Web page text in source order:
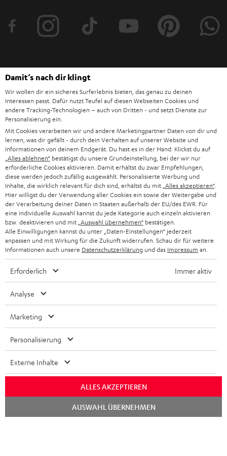
e
n
m
e
l
d
u
n
g
Kategorien
HEIMKINO
HEIMKINO-KOMPLETTANLAGEN
SOUNDBARS
STEREO
SMART HOME
BLUETOOTH-LAUTSPRECHER
KOPFHÖRER
BLUETOOTH-KOPFHÖRER
STEREOANLAGEN
LAUTSPRECHER
ULTIMA-SERIE
Unternehmen
SUPPORT
KARRIERE
PRESSE & MARKETING
GESCHÄFTSKUNDEN
PARTNERPROGRAMM
BLOG
NACHHALTIGKEIT
UNSERE WERTE
Teufel Onlineshops
DEUTSCHLAND
ÖSTERREICH
SCHWEIZ
NIEDERLANDE
BELGIEN
FRANKREICH
POLEN
SPANIEN
Technische Änderungen, Tippfehler und Irrtum vorbehalten. Das auf unseren
Fotos abgebildete Zubehör ist nicht im Lieferumfang enthalten. Etwaige
Entsorgungsgebühren für Batterien sind im Preis inbegriffen.
©2026 Lautsprecher Teufel GmbH - All rights reserved.
Damit‘s nach dir klingt
Wir wollen dir ein sicheres Surferlebnis bieten, das genau zu deinen
Interessen passt. Dafür nutzt Teufel auf diesen Webseiten Cookies und
andere Tracking-Technologien – auch von Dritten - und setzt Dienste zur
Personalisierung ein.
Mit Cookies verarbeiten wir und andere Marketingpartner Daten von dir und
lernen, was dir gefällt - durch dein Verhalten auf unserer Website und
Informationen von deinem Endgerät. Du hast es in der Hand: Klickst du auf
„Alles ablehnen“ bestätigst du unsere Grundeinstellung, bei der wir nur
erforderliche Cookies aktivieren. Damit erhältst du zwar Empfehlungen,
diese werden jedoch zufällig ausgewählt. Personalisierte Werbung und
Inhalte, die wirklich relevant für dich sind, erhältst du mit „Alles akzeptieren“.
Hier willigst du der Verwendung aller Cookies ein sowie der Weitergabe und
der Verarbeitung deiner Daten in Staaten außerhalb der EU/des EWR. Für
eine individuelle Auswahl kannst du jede Kategorie auch einzeln aktivieren
bzw. deaktivieren und mit „Auswahl übernehmen“ bestätigen.
Alle Einwilligungen kannst du unter „Daten-Einstellungen“ jederzeit
anpassen und mit Wirkung für die Zukunft widerrufen. Schau dir für weitere
Informationen auch unsere Datenschutzerklärung und das Impressum an.
Erforderlich Immer aktiv
Analyse
Marketing
Personalisierung
Externe Inhalte
ALLES AKZEPTIEREN
AUSWAHL ÜBERNEHMEN